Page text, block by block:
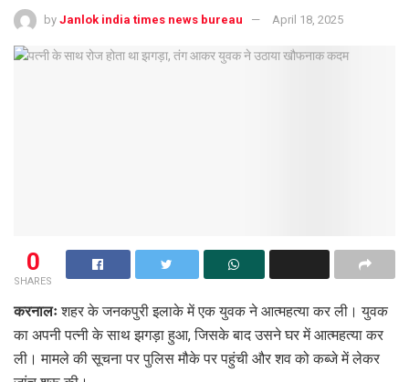
by Janlok india times news bureau April 18, 2025
0
SHARES
करनालःशहर के जनकपुरी इलाके में एक युवक ने आत्महत्या कर ली। युवक
का अपनी पत्नी के साथ झगड़ा हुआ, जिसके बाद उसने घर में आत्महत्या कर
ली। मामले की सूचना पर पुलिस मौके पर पहुंची और शव को कब्जे में लेकर